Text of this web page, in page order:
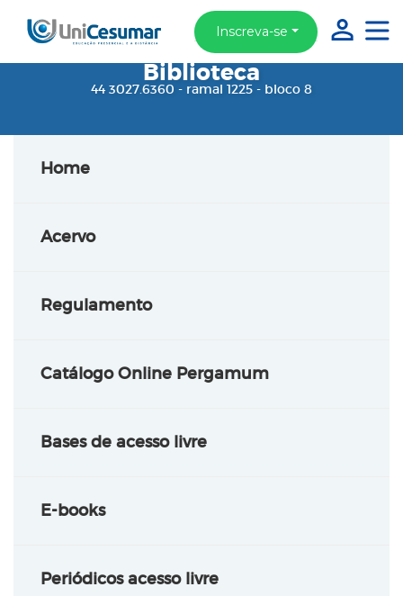
Inscreva-se
Biblioteca
44 3027.6360 - ramal 1225 - bloco 8
Home
Acervo
Regulamento
Catálogo Online Pergamum
Bases de acesso livre
E-books
Periódicos acesso livre